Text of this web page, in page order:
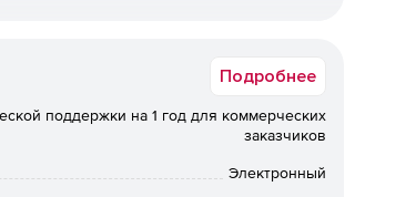
во всех приложениях.
Подробнее
поддержки на 1 год для коммерческих
заказчиков
Электронный